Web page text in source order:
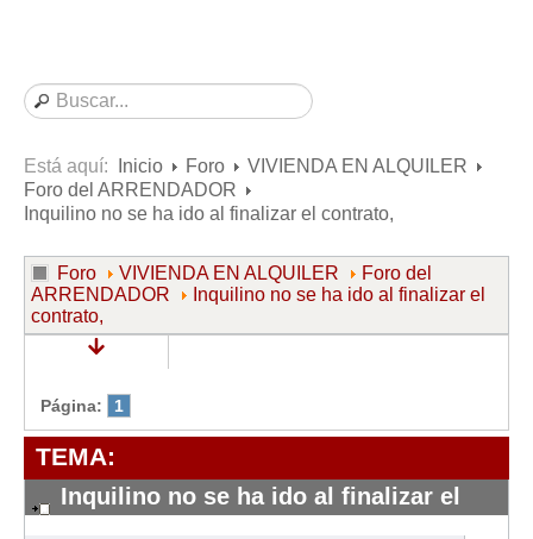
Contratos de Arrendamiento
De uso distinto al de vivienda
Otros contratos de Arrendamiento
Para contratos posteriores al 6 de junio de 2013
Para contratos anteriores al 6 de junio de 2013
Para contratos de Renta Antigua
Modelos de Contratos
Requerimientos y comunicaciones
Formularios sobre Propiedad Horizontal
Está aquí: Inicio Foro
VIVIENDA EN ALQUILER
Foro del ARRENDADOR
Inquilino no se ha ido al finalizar el contrato,
Foro VIVIENDA EN ALQUILER
Foro del
ARRENDADOR
Inquilino no se ha ido al finalizar el
contrato,
Página: 1
TEMA:
Inquilino no se ha ido al finalizar el
contrato,